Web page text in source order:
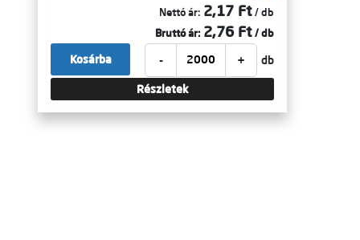
Nettó ár: 2,17 Ft / db
Bruttó ár: 2,76 Ft / db
- + db
Kosárba
Részletek